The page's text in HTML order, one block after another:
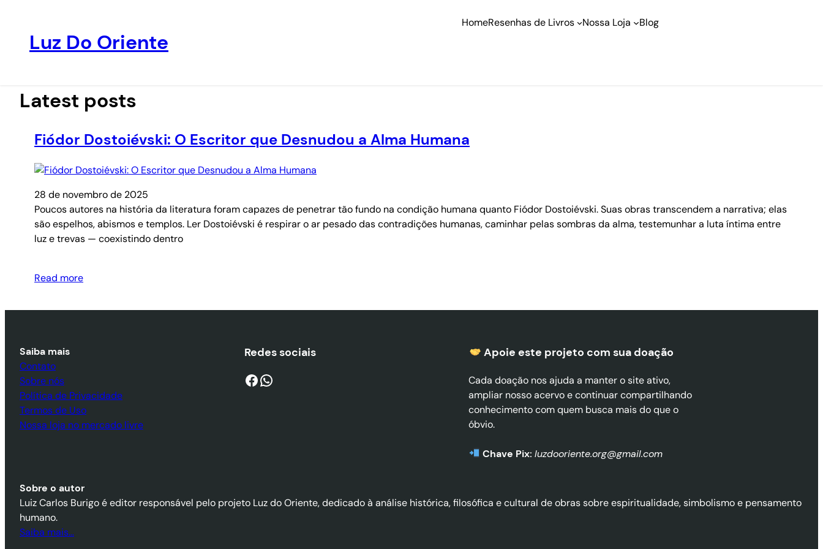
conteúdo
Luz Do Oriente
HomeResenhas de Livros Nossa Loja Blog
Latest posts
Fiódor Dostoiévski: O Escritor que Desnudou a Alma Humana
28 de novembro de 2025
Poucos autores na história da literatura foram capazes de penetrar tão fundo na condição humana quanto Fiódor Dostoiévski. Suas obras transcendem a narrativa; elas
são espelhos, abismos e templos. Ler Dostoiévski é respirar o ar pesado das contradições humanas, caminhar pelas sombras da alma, testemunhar a luta íntima entre
luz e trevas — coexistindo dentro
Read more
Saiba mais
Contato
Sobre nós
Política de Privacidade
Termos de Uso
Nossa loja no mercado livre
Redes sociais
Facebook WhatsApp
Apoie este projeto com sua doação
Cada doação nos ajuda a manter o site ativo,
ampliar nosso acervo e continuar compartilhando
conhecimento com quem busca mais do que o
óbvio.
Chave Pix: luzdooriente.org@gmail.com
Sobre o autor
Luiz Carlos Burigo é editor responsável pelo projeto Luz do Oriente, dedicado à análise histórica, filosófica e cultural de obras sobre espiritualidade, simbolismo e pensamento
humano.
Saiba mais…